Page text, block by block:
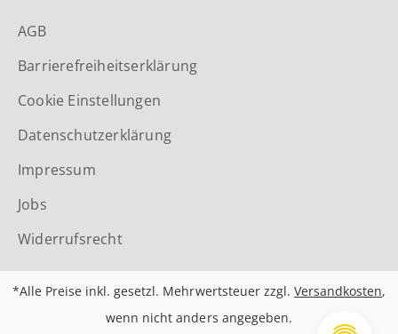
AGB
Barrierefreiheitserklärung
Cookie Einstellungen
Datenschutzerklärung
Impressum
Jobs
Widerrufsrecht
*Alle Preise inkl. gesetzl. Mehrwertsteuer zzgl.Versandkosten,
wenn nicht anders angegeben.